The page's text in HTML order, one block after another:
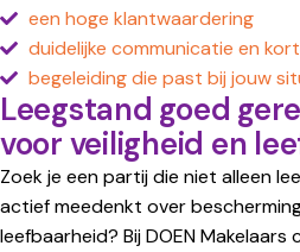
een hoge klantwaardering
duidelijke communicatie en
begeleiding die past bij jouw
Leegstand goed
voor veiligheid en
Zoek je een partij die niet alleen
actief meedenkt over
leefbaarheid? Bij DOEN